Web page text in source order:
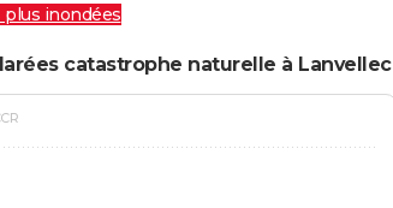
plus inondées
catastrophe naturelle à Lanvellec